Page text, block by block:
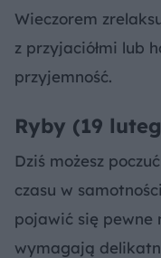
Wieczorem
z przyjaciółmi lub
przyjemność.
Ryby (19
Dziś możesz
czasu w
pojawić się pewne
wymagają